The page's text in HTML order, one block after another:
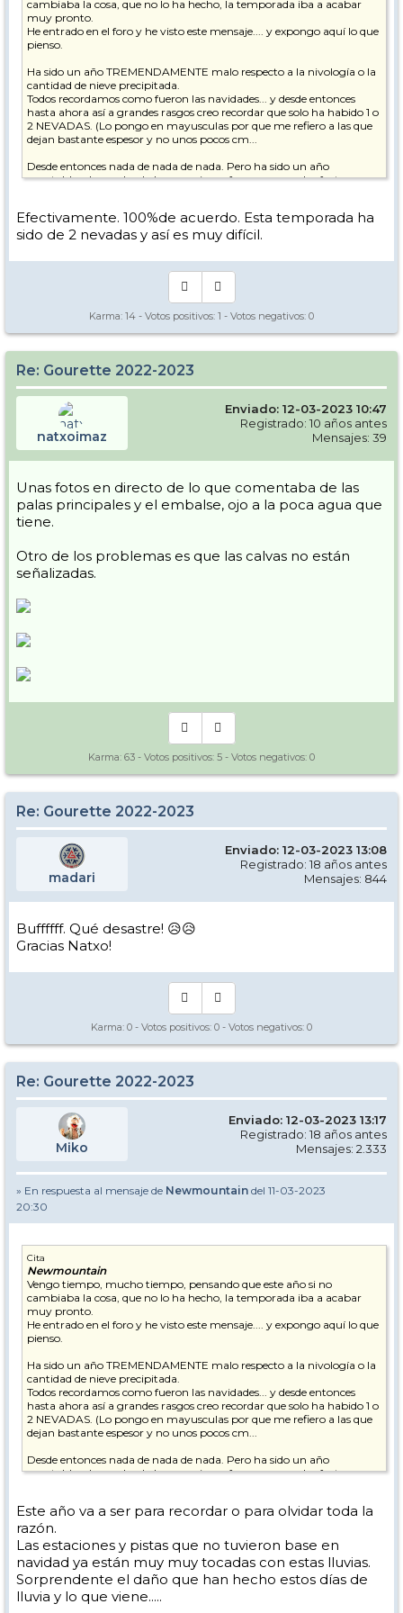
cambiaba la cosa, que no lo ha hecho, la temporada iba a acabar
muy pronto.
He entrado en el foro y he visto este mensaje.... y expongo aquí lo que
pienso.
Ha sido un año TREMENDAMENTE malo respecto a la nivología o la
cantidad de nieve precipitada.
Todos recordamos como fueron las navidades... y desde entonces
hasta ahora así a grandes rasgos creo recordar que solo ha habido 1 o
2 NEVADAS. (Lo pongo en mayusculas por que me refiero a las que
dejan bastante espesor y no unos pocos cm...
Desde entonces nada de nada de nada. Pero ha sido un año
aceptable y han salvado las vacaciones francesas por dos factores
muchos días ha hecho mucho frio y por lo cual la nieve caída se
mantenía.
Pero para los "expertos" de la estación la falta de nieve se notaba en el
paisaje. Que si, que estaba todo blanco y las pistas en perfecto estado
y podía llevar a engaño, pero pensé.... ufff cuando venga marzo y
Por suerte hasta antes de ayer ha seguido haciendo frio.... Pero
temprano....
que de cara al verano muchos rios y/o lagos se nutren de esas nieves
que este año no ha habido (aunque bueno eso se puede cambiar con
la lluvia.... ) Antes había una web que no consigo encontrar, donde
venia la cantidad de nieve "guardada" en la montaña. Seria
interesante compararla...
(Y no solo Gourette ojo)
Edito: A modo de ejemplo, en infonieve viene la comparativa de los
partes de nieve de los últimos años, y aunque no es a eso a lo que me
nieve pilla, si no la que mas) en la comparativa, que permite ver los
últimos 14 años, este es el peor.... Y el resto por ahí andan....
Efectivamente. 100%de acuerdo. Esta temporada ha
sido de 2 nevadas y así es muy difícil.
Karma: 14 - Votos positivos: 1 - Votos negativos: 0
Re: Gourette 2022-2023
natxoimaz
Enviado: 12-03-2023 10:47
Registrado: 10 años antes
Mensajes: 39
Unas fotos en directo de lo que comentaba de las
palas principales y el embalse, ojo a la poca agua que
tiene.
Otro de los problemas es que las calvas no están
señalizadas.
Karma: 63 - Votos positivos: 5 - Votos negativos: 0
Re: Gourette 2022-2023
madari
Enviado: 12-03-2023 13:08
Registrado: 18 años antes
Mensajes: 844
Buffffff. Qué desastre! 😥😥
Gracias Natxo!
Karma: 0 - Votos positivos: 0 - Votos negativos: 0
Re: Gourette 2022-2023
Miko
Enviado: 12-03-2023 13:17
Registrado: 18 años antes
Mensajes: 2.333
» En respuesta al mensaje de Newmountain del 11-03-2023
20:30
Cita
Newmountain
Vengo tiempo, mucho tiempo, pensando que este año si no
cambiaba la cosa, que no lo ha hecho, la temporada iba a acabar
muy pronto.
He entrado en el foro y he visto este mensaje.... y expongo aquí lo que
pienso.
Ha sido un año TREMENDAMENTE malo respecto a la nivología o la
cantidad de nieve precipitada.
Todos recordamos como fueron las navidades... y desde entonces
hasta ahora así a grandes rasgos creo recordar que solo ha habido 1 o
2 NEVADAS. (Lo pongo en mayusculas por que me refiero a las que
dejan bastante espesor y no unos pocos cm...
Desde entonces nada de nada de nada. Pero ha sido un año
aceptable y han salvado las vacaciones francesas por dos factores
muchos días ha hecho mucho frio y por lo cual la nieve caída se
mantenía.
Pero para los "expertos" de la estación la falta de nieve se notaba en el
paisaje. Que si, que estaba todo blanco y las pistas en perfecto estado
y podía llevar a engaño, pero pensé.... ufff cuando venga marzo y
empiecen los "calores"....
Por suerte hasta antes de ayer ha seguido haciendo frio.... Pero
Este año va a ser para recordar o para olvidar toda la
razón.
Las estaciones y pistas que no tuvieron base en
navidad ya están muy muy tocadas con estas lluvias.
Sorprendente el daño que han hecho estos días de
lluvia y lo que viene.....